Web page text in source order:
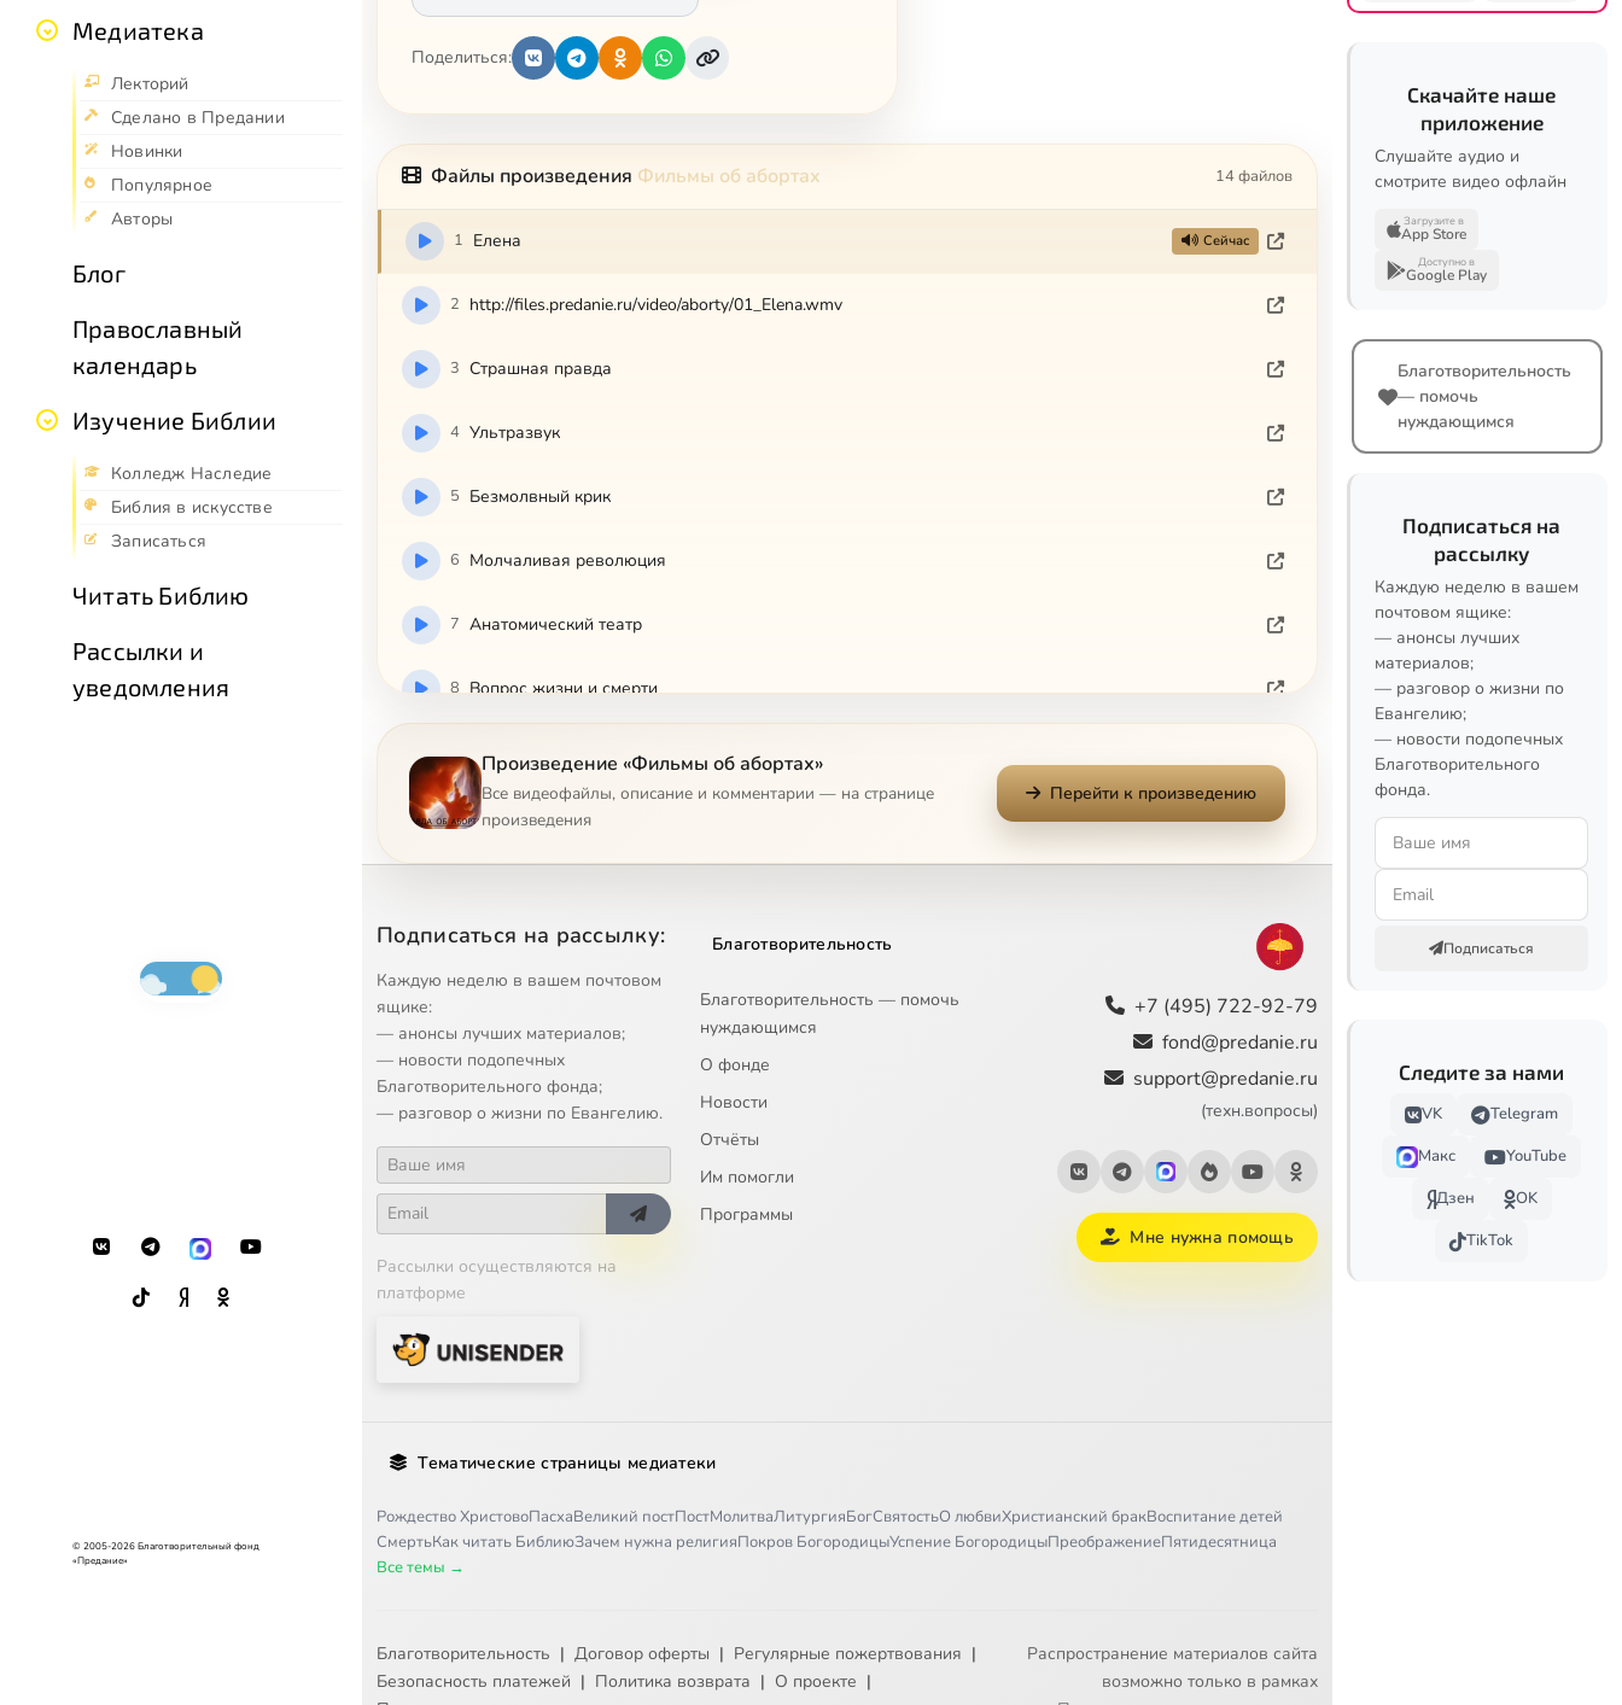
Медиатека
Лекторий
Сделано в Предании
Новинки
Популярное
Авторы
Блог
Православный
календарь
Изучение Библии
Колледж Наследие
Библия в искусстве
Записаться
Читать Библию
Рассылки и
уведомления
© 2005-2026 Благотворительный фонд
«Предание»
Поделиться:
Файлы произведения Фильмы об абортах 14 файлов
1 Елена Сейчас
2 http://files.predanie.ru/video/aborty/01_Elena.wmv
3 Страшная правда
4 Ультразвук
5 Безмолвный крик
6 Молчаливая революция
7 Анатомический театр
8 Вопрос жизни и смерти
9 Нацист
10 Биоэтика
12 Жизнь до рождения
Контроль над рождаемостью
14 Выбор
Произведение «Фильмы об абортах»
Все видеофайлы, описание и комментарии — на странице
произведения
Перейти к произведению
Подписаться на рассылку:
Каждую неделю в вашем почтовом
ящике:
— анонсы лучших материалов;
— новости подопечных
Благотворительного фонда;
— разговор о жизни по Евангелию.
Рассылки осуществляются на
платформе
Благотворительность
Благотворительность — помочь
нуждающимся
О фонде
Новости
Отчёты
Им помогли
Программы
+7 (495) 722-92-79
fond@predanie.ru
support@predanie.ru
(техн.вопросы)
Мне нужна помощь
Тематические страницы медиатеки
Рождество ХристовоПасхаВеликий постПостМолитваЛитургияБогСвятостьО любвиХристианский бракВоспитание детей
СмертьКак читать БиблиюЗачем нужна религияПокров БогородицыУспение БогородицыПреображениеПятидесятница
Все темы →
Благотворительность | Договор оферты | Регулярные пожертвования |
Безопасность платежей | Политика возврата | О проекте |
Распространение материалов сайта
возможно только в рамках
Скачайте наше
приложение
Слушайте аудио и
смотрите видео офлайн
Загрузите в
App Store
Доступно в
Google Play
Благотворительность
— помочь
нуждающимся
Подписаться на
рассылку
Каждую неделю в вашем
почтовом ящике:
— анонсы лучших
материалов;
— разговор о жизни по
Евангелию;
— новости подопечных
Благотворительного
фонда.
Подписаться
Следите за нами
VK
Telegram
Макс
YouTube
Дзен
OK
TikTok